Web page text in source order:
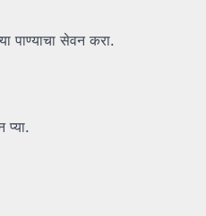
पाण्याचा सेवन करा.
प्या.